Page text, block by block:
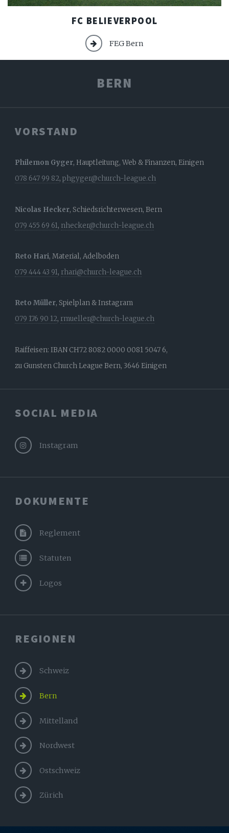
FC BELIEVERPOOL
FEG Bern
BERN
VORSTAND
Philemon Gyger, Hauptleitung, Web & Finanzen, Einigen
078 647 99 82,phgyger@church-league.ch
Nicolas Hecker, Schiedsrichterwesen, Bern
079 455 69 61, nhecker@church-league.ch
Reto Hari, Material, Adelboden
079 444 43 91, rhari@church-league.ch
Reto Müller, Spielplan & Instagram
079 176 90 12, rmueller@church-league.ch
Raiffeisen: IBAN CH72 8082 0000 0081 5047 6,
zu Gunsten Church League Bern, 3646 Einigen
SOCIAL MEDIA
Instagram
DOKUMENTE
Reglement
Statuten
Logos
REGIONEN
Schweiz
Bern
Mittelland
Nordwest
Ostschweiz
Zürich